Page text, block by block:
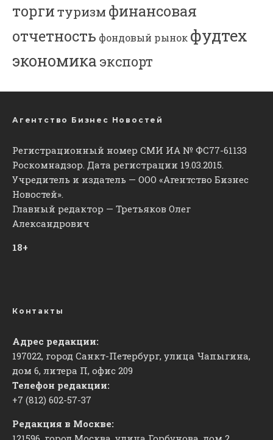
торгитуризм финансовая
отчетность фондовый рынок фудтех
экономика экспорт
Агентство Бизнес Новостей
Регистрационный номер СМИ ИА № ФС77-61133
Роскомнадзор. Дата регистрации 19.03.2015.
Учредитель и издатель — ООО «Агентство Бизнес
Новостей».
Главный редактор — Третьяков Олег
Александрович
18+
Контакты
Адрес редакции:
197022, город Санкт-Петербург, улица Чапыгина,
дом 6, литера П, офис 209
Телефон редакции:
+7 (812) 602-57-37
Редакция в Москве: